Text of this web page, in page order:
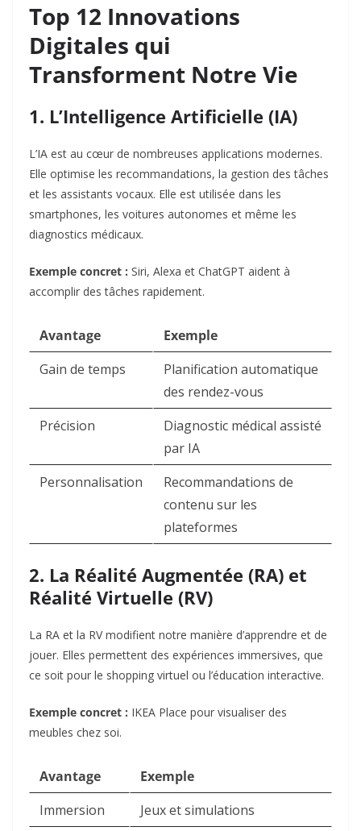
Top 12 Innovations
Digitales qui
Transforment Notre Vie
1. L’Intelligence Artificielle (IA)
L’IA est au cœur de nombreuses applications modernes.
Elle optimise les recommandations, la gestion des tâches
et les assistants vocaux. Elle est utilisée dans les
smartphones, les voitures autonomes et même les
diagnostics médicaux.
Exemple concret : Siri, Alexa et ChatGPT aident à
accomplir des tâches rapidement.
Avantage
Exemple
Gain de temps
Planification automatique
des rendez-vous
Précision
Diagnostic médical assisté
par IA
Personnalisation
Recommandations de
contenu sur les
plateformes
2. La Réalité Augmentée (RA) et
Réalité Virtuelle (RV)
La RA et la RV modifient notre manière d’apprendre et de
jouer. Elles permettent des expériences immersives, que
ce soit pour le shopping virtuel ou l’éducation interactive.
Exemple concret : IKEA Place pour visualiser des
meubles chez soi.
Avantage
Exemple
Immersion
Jeux et simulations